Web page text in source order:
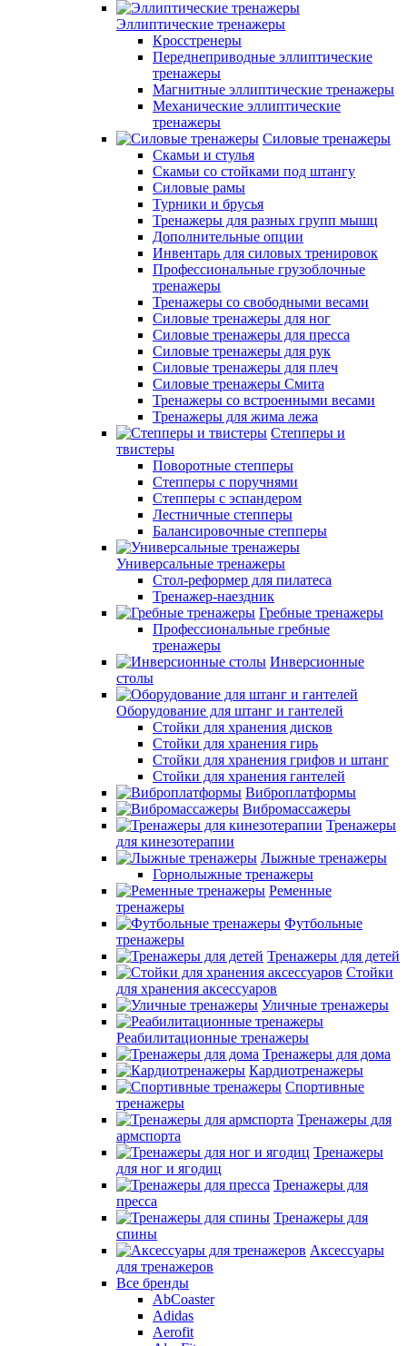
Эллиптические тренажеры
Кросстренеры
Переднеприводные эллиптические
тренажеры
Магнитные эллиптические тренажеры
Механические эллиптические
тренажеры
Силовые тренажеры
Скамьи и стулья
Скамьи со стойками под штангу
Силовые рамы
Турники и брусья
Тренажеры для разных групп мышц
Дополнительные опции
Инвентарь для силовых тренировок
Профессиональные грузоблочные
тренажеры
Тренажеры со свободными весами
Силовые тренажеры для ног
Силовые тренажеры для пресса
Силовые тренажеры для рук
Силовые тренажеры для плеч
Силовые тренажеры Смита
Тренажеры со встроенными весами
Тренажеры для жима лежа
Степперы и
твистеры
Поворотные степперы
Степперы с поручнями
Степперы с эспандером
Лестничные степперы
Балансировочные степперы
Универсальные тренажеры
Стол-реформер для пилатеса
Тренажер-наездник
Гребные тренажеры
Профессиональные гребные
тренажеры
Инверсионные
столы
Оборудование для штанг и гантелей
Стойки для хранения дисков
Стойки для хранения гирь
Стойки для хранения грифов и штанг
Стойки для хранения гантелей
Виброплатформы
Вибромассажеры
Тренажеры
для кинезотерапии
Лыжные тренажеры
Горнолыжные тренажеры
Ременные
тренажеры
Футбольные
тренажеры
Тренажеры для детей
Стойки
для хранения аксессуаров
Уличные тренажеры
Реабилитационные тренажеры
Тренажеры для дома
Кардиотренажеры
Спортивные
тренажеры
Тренажеры для
армспорта
Тренажеры
для ног и ягодиц
Тренажеры для
пресса
Тренажеры для
спины
Аксессуары
для тренажеров
Все бренды
AbCoaster
Adidas
Aerofit